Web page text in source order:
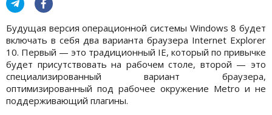
Будущая версия операционной системы Windows 8 будет
включать в себя два варианта браузера Internet Explorer
10. Первый — это традиционный IE, который по привычке
будет присутствовать на рабочем столе, второй — это
специализированный вариант браузера,
оптимизированный под рабочее окружение Metro и не
поддерживающий плагины.